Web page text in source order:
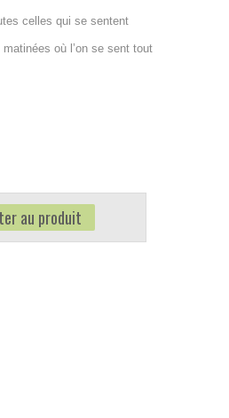
celles qui se sentent
où l’on se sent tout
au produit